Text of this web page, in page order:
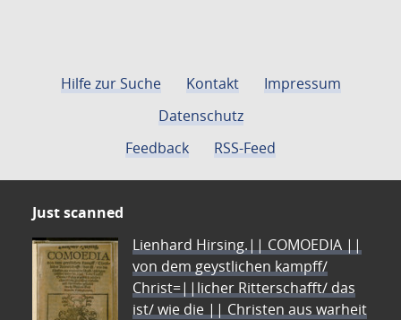
Hilfe zur Suche Kontakt
Impressum
Datenschutz
Feedback
RSS-Feed
Just scanned
Lienhard Hirsing.|| COMOEDIA ||
von dem geystlichen kampff/
Christ=||licher Ritterschafft/ das
ist/ wie die || Christen aus warheit